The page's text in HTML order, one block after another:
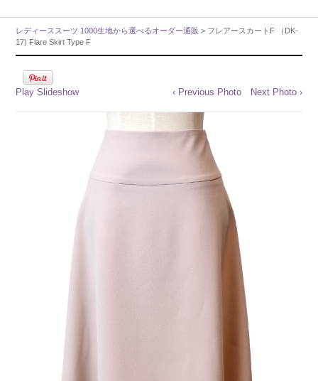
レディーススーツ 1000生地から選べるオーダー通販 > フレアースカートF （DK-
17) Flare Skirt Type F
Play Slideshow ‹ Previous Photo Next Photo ›